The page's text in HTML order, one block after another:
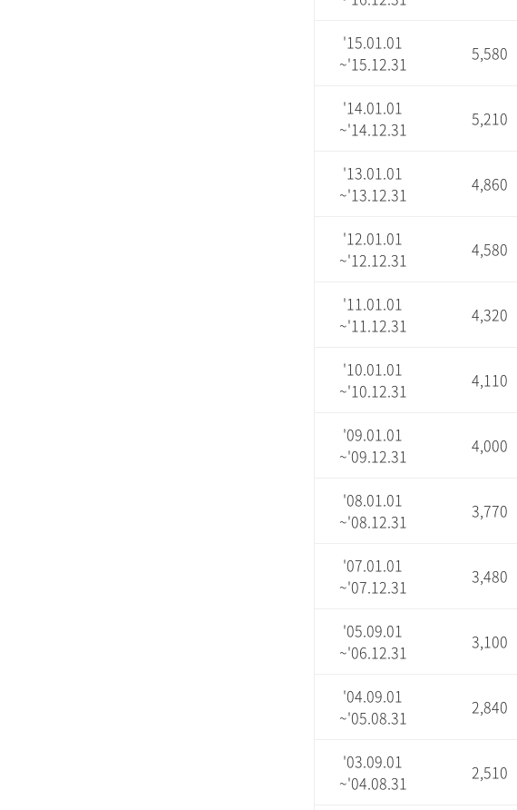
'15.01.01
~'15.12.31
5,580
'14.01.01
~'14.12.31
5,210
'13.01.01
~'13.12.31
4,860
'12.01.01
~'12.12.31
4,580
'11.01.01
~'11.12.31
4,320
'10.01.01
~'10.12.31
4,110
'09.01.01
~'09.12.31
4,000
'08.01.01
~'08.12.31
3,770
'07.01.01
~'07.12.31
3,480
'05.09.01
~'06.12.31
3,100
'04.09.01
~'05.08.31
2,840
'03.09.01
~'04.08.31
2,510